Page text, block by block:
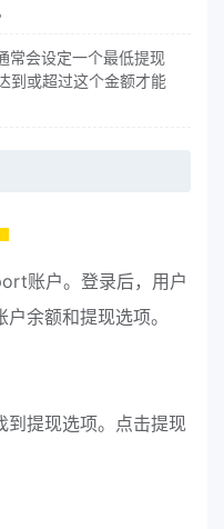
常会设定一个最低提现
到或超过这个金额才能
账户。登录后，用户
余额和提现选项。
到提现选项。点击提现